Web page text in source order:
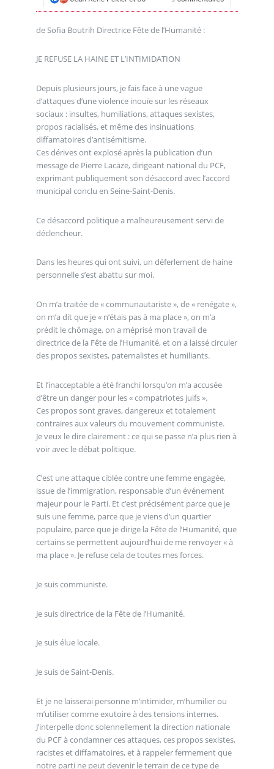
de Sofia Boutrih Directrice Fête de l’Humanité :
JE REFUSE LA HAINE ET L’INTIMIDATION
Depuis plusieurs jours, je fais face à une vague
d’attaques d’une violence inouïe sur les réseaux
sociaux : insultes, humiliations, attaques sexistes,
propos racialisés, et même des insinuations
diffamatoires d’antisémitisme.
Ces dérives ont explosé après la publication d’un
message de Pierre Lacaze, dirigeant national du PCF,
exprimant publiquement son désaccord avec l’accord
municipal conclu en Seine-Saint-Denis.
Ce désaccord politique a malheureusement servi de
déclencheur.
Dans les heures qui ont suivi, un déferlement de haine
personnelle s’est abattu sur moi.
On m’a traitée de « communautariste », de « renégate »,
on m’a dit que je « n’étais pas à ma place », on m’a
prédit le chômage, on a méprisé mon travail de
directrice de la Fête de l’Humanité, et on a laissé circuler
des propos sexistes, paternalistes et humiliants.
Et l’inacceptable a été franchi lorsqu’on m’a accusée
d’être un danger pour les « compatriotes juifs ».
Ces propos sont graves, dangereux et totalement
contraires aux valeurs du mouvement communiste.
Je veux le dire clairement : ce qui se passe n’a plus rien à
voir avec le débat politique.
C’est une attaque ciblée contre une femme engagée,
issue de l’immigration, responsable d’un événement
majeur pour le Parti. Et c’est précisément parce que je
suis une femme, parce que je viens d’un quartier
populaire, parce que je dirige la Fête de l’Humanité, que
certains se permettent aujourd’hui de me renvoyer « à
ma place ». Je refuse cela de toutes mes forces.
Je suis communiste.
Je suis directrice de la Fête de l’Humanité.
Je suis élue locale.
Je suis de Saint-Denis.
Et je ne laisserai personne m’intimider, m’humilier ou
m’utiliser comme exutoire à des tensions internes.
J’interpelle donc solennellement la direction nationale
du PCF à condamner ces attaques, ces propos sexistes,
racistes et diffamatoires, et à rappeler fermement que
notre parti ne peut devenir le terrain de ce type de